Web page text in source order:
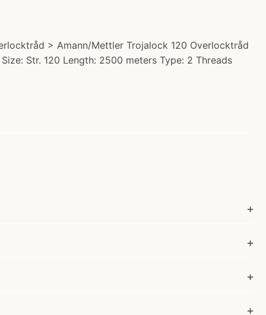
> Amann/Mettler Trojalock 120 Overlocktråd
Str. 120 Length: 2500 meters Type: 2 Threads